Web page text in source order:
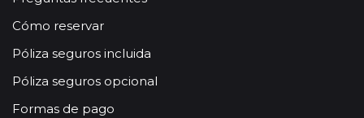
Cómo reservar
Póliza seguros incluida
Póliza seguros opcional
Formas de pago